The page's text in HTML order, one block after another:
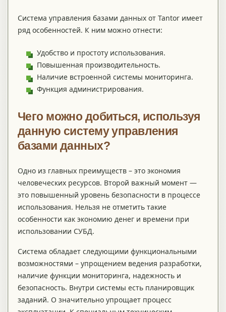
Система управления базами данных от Tantor имеет
ряд особенностей. К ним можно отнести:
Удобство и простоту использования.
Повышенная производительность.
Наличие встроенной системы мониторинга.
Функция администрирования.
Чего можно добиться, используя
данную систему управления
базами данных?
Одно из главных преимуществ – это экономия
человеческих ресурсов. Второй важный момент —
это повышенный уровень безопасности в процессе
использования. Нельзя не отметить такие
особенности как экономию денег и времени при
использовании СУБД.
Система обладает следующими функциональными
возможностями – упрощением ведения разработки,
наличие функции мониторинга, надежность и
безопасность. Внутри системы есть планировщик
заданий. О значительно упрощает процесс